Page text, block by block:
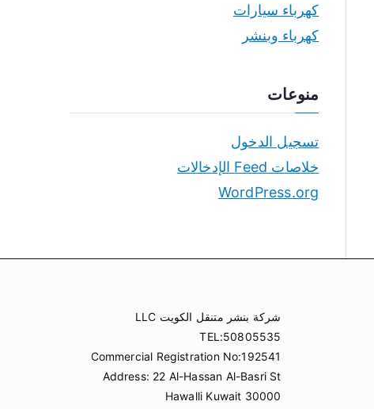
كهرباء سيارات
كهرباء وبنشر
منوعات
تسجيل الدخول
خلاصات Feed الإدخالات
WordPress.org
شركة بنشر متنقل الكويت LLC
TEL:50805535
Commercial Registration No:192541
Address: 22 Al-Hassan Al-Basri St
Hawalli Kuwait 30000